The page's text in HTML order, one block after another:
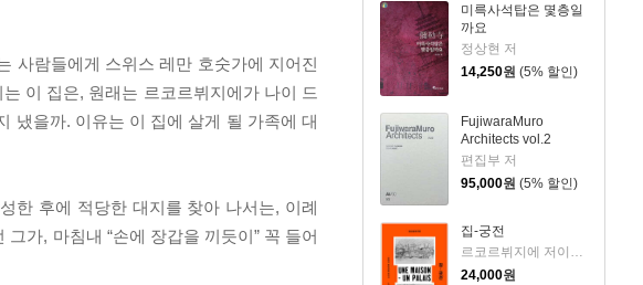
미륵사석탑은 몇층일
까요
정상현 저
14,250원 (5% 할인)
FujiwaraMuro
Architects vol.2
편집부 저
95,000원 (5% 할인)
집-궁전
르코르뷔지에 저이관석 역
24,000원
사람들에게 스위스 레만 호숫가에 지어진
는 이 집은, 원래는 르코르뷔지에가 나이 드
냈을까. 이유는 이 집에 살게 될 가족에 대
한 후에 적당한 대지를 찾아 나서는, 이례
가, 마침내 “손에 장갑을 끼듯이” 꼭 들어